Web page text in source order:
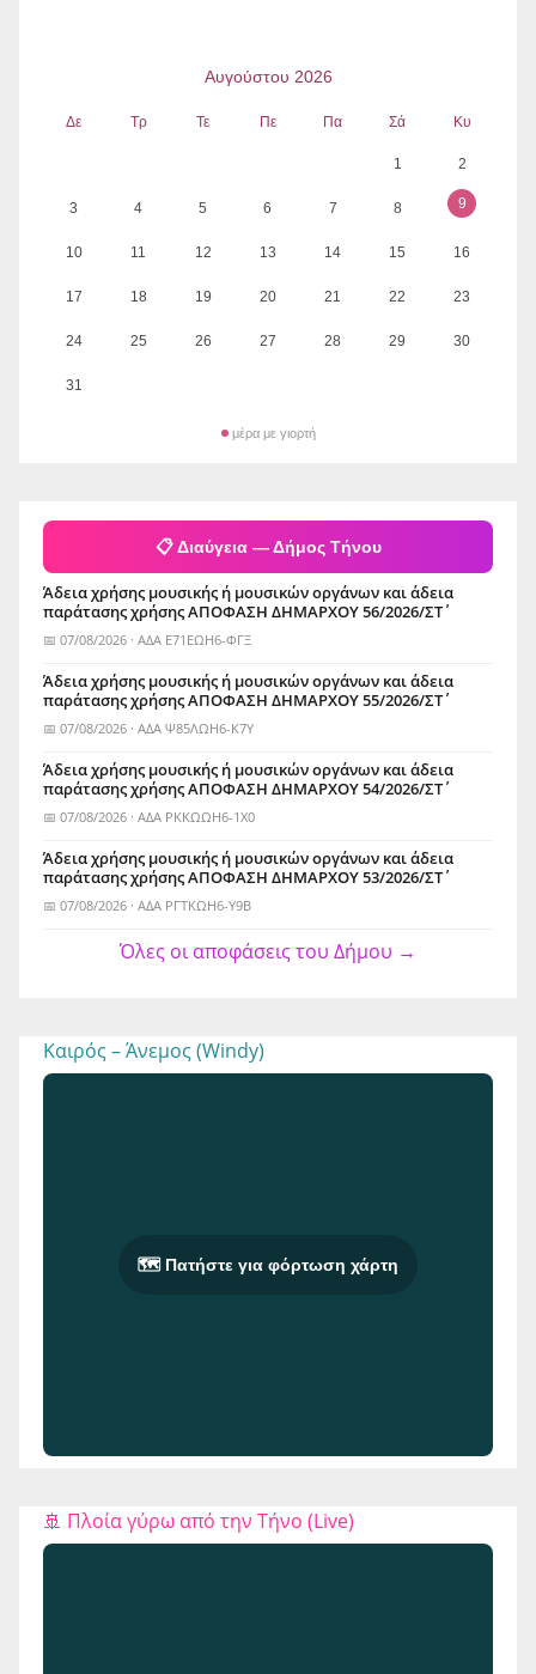
Αυγούστου 2026
Δε Τρ Τε Πε Πα Σά Κυ
1 2
3 4 5 6 7 8 9
10 11 12 13 14 15 16
17 18 19 20 21 22 23
24 25 26 27 28 29 30
31
μέρα με γιορτή
📋 Διαύγεια — Δήμος Τήνου
Άδεια χρήσης μουσικής ή μουσικών οργάνων και άδεια
παράτασης χρήσης ΑΠΟΦΑΣΗ ΔΗΜΑΡΧΟΥ 56/2026/ΣΤ΄
📅 07/08/2026 · ΑΔΑ Ε71ΕΩΗ6-ΦΓΞ
Άδεια χρήσης μουσικής ή μουσικών οργάνων και άδεια
παράτασης χρήσης ΑΠΟΦΑΣΗ ΔΗΜΑΡΧΟΥ 55/2026/ΣΤ΄
📅 07/08/2026 · ΑΔΑ Ψ85ΛΩΗ6-Κ7Υ
Άδεια χρήσης μουσικής ή μουσικών οργάνων και άδεια
παράτασης χρήσης ΑΠΟΦΑΣΗ ΔΗΜΑΡΧΟΥ 54/2026/ΣΤ΄
📅 07/08/2026 · ΑΔΑ ΡΚΚΩΩΗ6-1Χ0
Άδεια χρήσης μουσικής ή μουσικών οργάνων και άδεια
παράτασης χρήσης ΑΠΟΦΑΣΗ ΔΗΜΑΡΧΟΥ 53/2026/ΣΤ΄
📅 07/08/2026 · ΑΔΑ ΡΓΤΚΩΗ6-Υ9Β
Όλες οι αποφάσεις του Δήμου →
Καιρός – Άνεμος (Windy)
🗺️ Πατήστε για φόρτωση χάρτη
🚢 Πλοία γύρω από την Τήνο (Live)